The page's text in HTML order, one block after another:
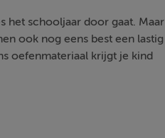
het schooljaar door gaat. Maar
ook nog eens best een lastig
oefenmateriaal krijgt je kind